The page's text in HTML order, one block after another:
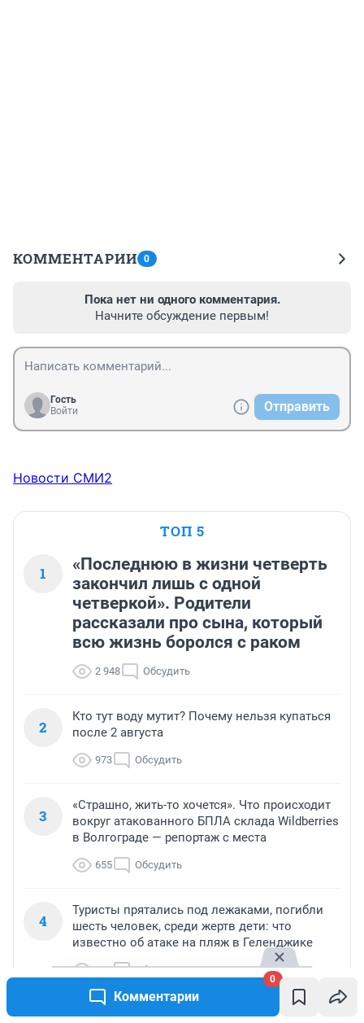
Комментарии
0
КОММЕНТАРИИ 0
Пока нет ни одного комментария.
Начните обсуждение первым!
Гость
Войти
Отправить
Новости СМИ2
ТОП 5
1
«Последнюю в жизни четверть
закончил лишь с одной
четверкой». Родители
рассказали про сына, который
всю жизнь боролся с раком
2 948 Обсудить
2
Кто тут воду мутит? Почему нельзя купаться
после 2 августа
973 Обсудить
3
«Страшно, жить-то хочется». Что происходит
вокруг атакованного БПЛА склада Wildberries
в Волгограде — репортаж с места
655 Обсудить
4
Туристы прятались под лежаками, погибли
шесть человек, среди жертв дети: что
известно об атаке на пляж в Геленджике
645 Обсудить
«Дело не в юбке или макияже». Следователь